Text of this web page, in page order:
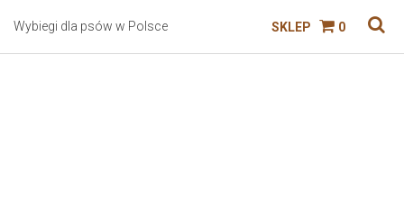
Wybiegi dla psów w Polsce SKLEP 0